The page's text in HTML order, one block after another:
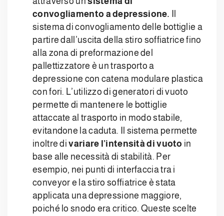
convogliamento a depressione.
sistema di convogliamento delle bottiglie a
partire dall’uscita della stiro soffiatrice fino
alla zona di preformazione del
pallettizzatore è un trasporto a
depressione con catena modulare plastica
con fori. L’utilizzo di generatori di vuoto
permette di mantenere le bottiglie
attaccate al trasporto in modo stabile,
evitandone la caduta. Il sistema permette
inoltre divariare l’intensità di vuoto in
base alle necessità di stabilità. Per
esempio, nei punti di interfaccia tra i
conveyor e la stiro soffiatrice è stata
applicata una depressione maggiore,
poiché lo snodo era critico. Queste scelte